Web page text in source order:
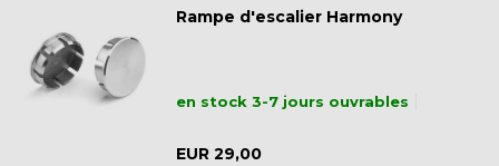
Rampe d'escalier Harmony
en stock 3-7 jours ouvrables
EUR 29,00